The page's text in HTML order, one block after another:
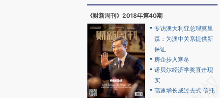
《财新周刊》2018年第40期
专访澳大利亚总理莫里
森：为澳中关系提供新
保证
房企步入寒冬
诺贝尔经济学奖直击现
实
高速增长成过去式 信托